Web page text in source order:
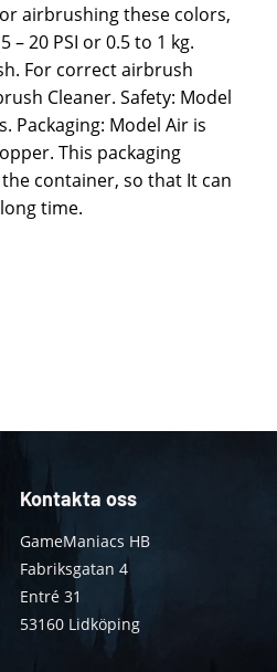
airbrushing these colors,
20 PSI or 0.5 to 1 kg.
For correct airbrush
Cleaner. Safety: Model
Packaging: Model Air is
This packaging
container, so that It can
time.
Kontakta oss
GameManiacs HB
Fabriksgatan 4
Entré 31
53160 Lidköping